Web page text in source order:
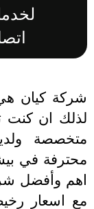
اتصل
كيان هي
ان كنت
في
وأفضل